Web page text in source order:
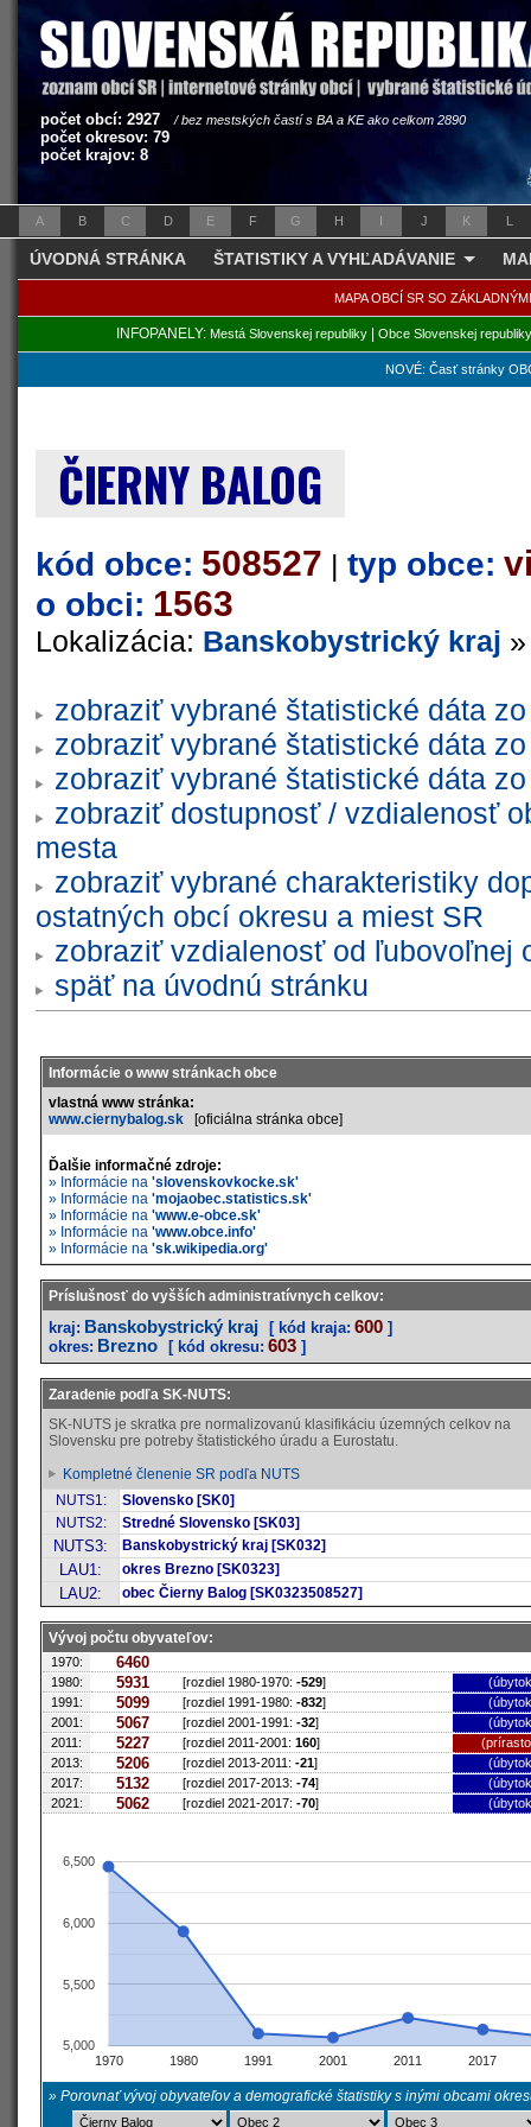
počet obcí: 2927 / bez mestských častí s BA a KE ako celkom 2890
počet okresov: 79
počet krajov: 8
A B C D E F G H I J K L
ÚVODNÁ STRÁNKA ŠTATISTIKY A VYHĽADÁVANIE
MAPA OBCÍ SR SO
INFOPANELY: Mestá Slovenskej republiky| Obce Slovenskej republiky
NOVÉ: Časť stránky
ČIERNY BALOG
kód obce: 508527 | typ obce:
o obci: 1563
Lokalizácia: Banskobystrický kraj
zobraziť vybrané štatistické dáta
zobraziť vybrané štatistické dáta
zobraziť vybrané štatistické dáta
zobraziť dostupnosť / vzdialenosť
mesta
zobraziť vybrané charakteristiky
ostatných obcí okresu a miest SR
zobraziť vzdialenosť od ľubovoľnej
späť na úvodnú stránku
Informácie o www stránkach obce
vlastná www stránka:
www.ciernybalog.sk [oficiálna stránka obce]
Ďalšie informačné zdroje:
» Informácie na 'slovenskovkocke.sk'
» Informácie na 'mojaobec.statistics.sk'
» Informácie na 'www.e-obce.sk'
» Informácie na 'www.obce.info'
» Informácie na 'sk.wikipedia.org'
Príslušnosť do vyšších administratívnych celkov:
kraj: Banskobystrický kraj [ kód kraja: 600 ]
okres: Brezno [ kód okresu: 603 ]
Zaradenie podľa SK-NUTS:
SK-NUTS je skratka pre normalizovanú klasifikáciu územných celkov na
Slovensku pre potreby štatistického úradu a Eurostatu.
Kompletné členenie SR podľa NUTS
NUTS1:
Slovensko [SK0]
NUTS2:
Stredné Slovensko [SK03]
NUTS3: Banskobystrický kraj [SK032]
LAU1: okres Brezno [SK0323]
LAU2: obec Čierny Balog [SK0323508527]
Vývoj počtu obyvateľov:
1970: 6460
1980: 5931 [rozdiel 1980-1970: -529]
1991:
5099 [rozdiel 1991-1980: -832]
2001:
5067 [rozdiel 2001-1991: -32]
2011:
5227 [rozdiel 2011-2001: 160]
2013:
5206 [rozdiel 2013-2011: -21]
2017:
5132 [rozdiel 2017-2013: -74]
2021:
5062 [rozdiel 2021-2017: -70]
1970 1980 1991 2001 2011 2017
5,000
5,500
6,000
6,500
» Porovnať vývoj obyvateľov a demografické štatistiky s inými obcami